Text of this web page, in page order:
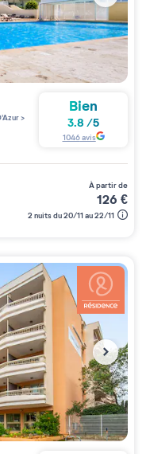
>
Bien
3.8 /5
1046avis
à partir de
126 €
2 nuits du 20/11 au 22/11